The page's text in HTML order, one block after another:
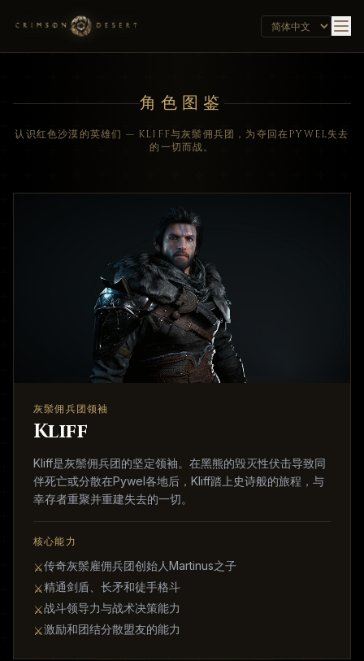
角色图鉴
认识红色沙漠的英雄们 — KLIFF与灰鬃佣兵团，为夺回在PYWEL失去
的一切而战。
灰鬃佣兵团领袖
Kliff
Kliff是灰鬃佣兵团的坚定领袖。在黑熊的毁灭性伏击导致同
伴死亡或分散在Pywel各地后，Kliff踏上史诗般的旅程，与
幸存者重聚并重建失去的一切。
核心能力
⚔传奇灰鬃雇佣兵团创始人Martinus之子
⚔精通剑盾、长矛和徒手格斗
⚔战斗领导力与战术决策能力
⚔激励和团结分散盟友的能力